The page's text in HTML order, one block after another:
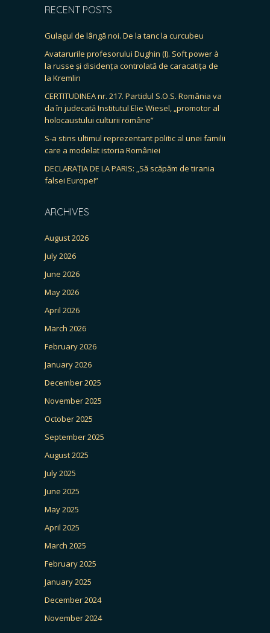
RECENT POSTS
Gulagul de lângă noi. De la tanc la curcubeu
Avatarurile profesorului Dughin (I). Soft power à
la russe și disidența controlată de caracatița de
la Kremlin
CERTITUDINEA nr. 217. Partidul S.O.S. România va
da în judecată Institutul Elie Wiesel, „promotor al
holocaustului culturii române”
S-a stins ultimul reprezentant politic al unei familii
care a modelat istoria României
DECLARAȚIA DE LA PARIS: „Să scăpăm de tirania
falsei Europe!”
ARCHIVES
August 2026
July 2026
June 2026
May 2026
April 2026
March 2026
February 2026
January 2026
December 2025
November 2025
October 2025
September 2025
August 2025
July 2025
June 2025
May 2025
April 2025
March 2025
February 2025
January 2025
December 2024
November 2024